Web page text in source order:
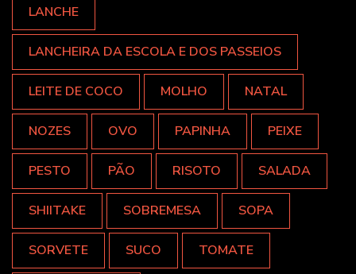
LANCHE
LANCHEIRA DA ESCOLA E DOS PASSEIOS
LEITE DE COCO MOLHO NATAL
NOZES OVO PAPINHA PEIXE
PESTO PÃO RISOTO SALADA
SHIITAKE SOBREMESA SOPA
SORVETE SUCO TOMATE